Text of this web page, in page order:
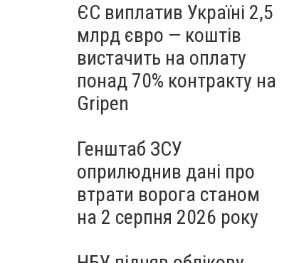
ЄС виплатив Україні 2,5
млрд євро — коштів
вистачить на оплату
понад 70% контракту на
Gripen
Генштаб ЗСУ
оприлюднив дані про
втрати ворога станом
на 2 серпня 2026 року